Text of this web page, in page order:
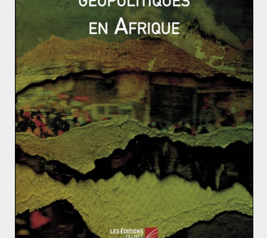
un ennemi : la Palestine. Comme l’affirme Geoffrey
Perret à propos des États-Unis, il semble qu’Israël soit
a country made by war». Les nouvelles générations de
dirigeants israéliens sont nés après le déclenchement
du conflit mais sont les produits d’un système politique
belliciste.
Enfin, il existe un facteur moral non négligeable. Les
principaux acteurs du conflit c’est-à-dire le Hamas et
l’OLP côté palestinien, le gouvernement israélien,
emmené par le tandem Netanyahou/Rivlin, ainsi que
les diplomates américains instrumentalisent largement
le conflit dans un calcul d’intérêts strictement
particuliers. Or, pour résoudre les pires conflits du
monde et mettre fin aux tragédies humanitaires, il faut
de grands hommes d’État ayant pour premier souci